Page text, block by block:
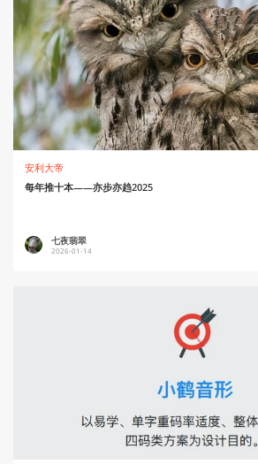
安利大帝
每年推十本——亦步亦趋2025
七夜翡翠
2026-01-14